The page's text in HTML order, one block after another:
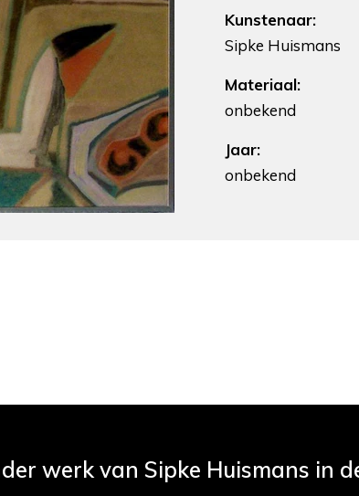
Kunstenaar:
Sipke Huismans
Materiaal:
onbekend
Jaar:
onbekend
werk van Sipke Huismans in